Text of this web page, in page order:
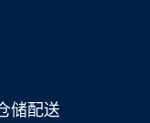
储配送